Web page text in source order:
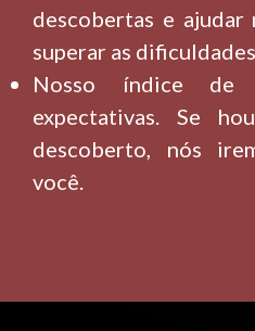
descobertas e
superar as dificuldades.
Nosso índice de
expectativas. Se
descoberto, nós
você.